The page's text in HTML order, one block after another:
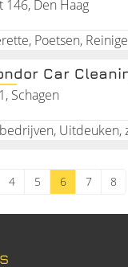
146, Den Haag
Poetsen,
Car
Schagen
4 5 6 7 8